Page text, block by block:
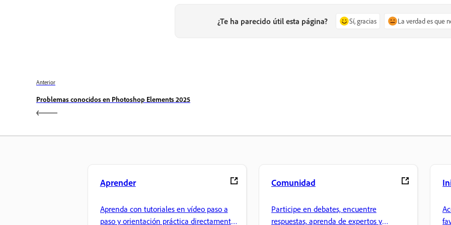
¿Te ha parecido útil esta página? Sí, gracias La verdad es que
Anterior
Problemas conocidos en Photoshop Elements 2025
Aprender
Aprenda con tutoriales en vídeo paso a
paso y orientación práctica directamente
Comunidad
Participe en debates, encuentre
respuestas, aprenda de expertos y